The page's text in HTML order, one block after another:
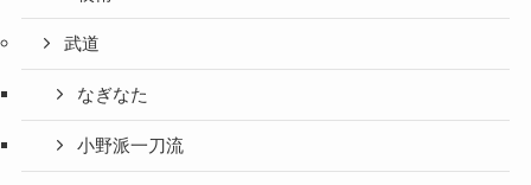
武道
なぎなた
小野派一刀流